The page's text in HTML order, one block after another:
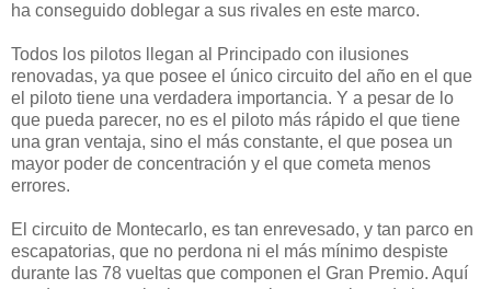
ha conseguido doblegar a sus rivales en este marco.
Todos los pilotos llegan al Principado con ilusiones
renovadas, ya que posee el único circuito del año en el que
el piloto tiene una verdadera importancia. Y a pesar de lo
que pueda parecer, no es el piloto más rápido el que tiene
una gran ventaja, sino el más constante, el que posea un
mayor poder de concentración y el que cometa menos
errores.
El circuito de Montecarlo, es tan enrevesado, y tan parco en
escapatorias, que no perdona ni el más mínimo despiste
durante las 78 vueltas que componen el Gran Premio. Aquí